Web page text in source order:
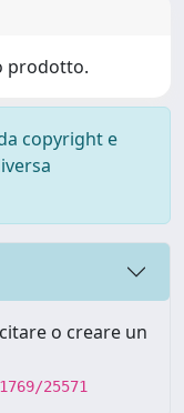
prodotto.
copyright e
o creare un
25571